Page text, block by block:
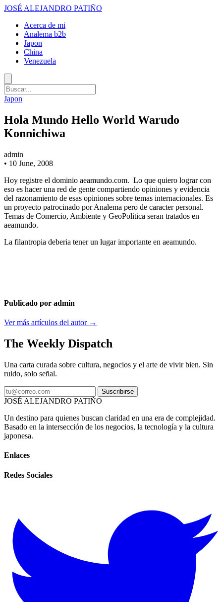
JOSÉ ALEJANDRO PATIÑO
Acerca de mi
Analema b2b
Japon
China
Venezuela
Japon
Hola Mundo Hello World Warudo
Konnichiwa
admin
• 10 June, 2008
Hoy registre el dominio aeamundo.com. Lo que quiero lograr con
eso es hacer una red de gente compartiendo opiniones y evidencia
del razonamiento de esas opiniones sobre temas internacionales. Es
un proyecto patrocinado por Analema pero de caracter personal.
Temas de Comercio, Ambiente y GeoPolitica seran tratados en
aeamundo.
La filantropia deberia tener un lugar importante en aeamundo.
Publicado por admin
Ver más artículos del autor →
The Weekly Dispatch
Una carta curada sobre cultura, negocios y el arte de vivir bien. Sin
ruido, solo señal.
Suscribirse
JOSÉ ALEJANDRO PATIÑO
Un destino para quienes buscan claridad en una era de complejidad.
Basado en la intersección de los negocios, la tecnología y la cultura
japonesa.
Enlaces
Redes Sociales